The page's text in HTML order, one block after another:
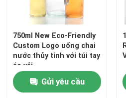
750ml New Eco-Friendly
Custom Logo uống chai
nước thủy tinh với túi tay
áo vải
Gửi yêu cầu